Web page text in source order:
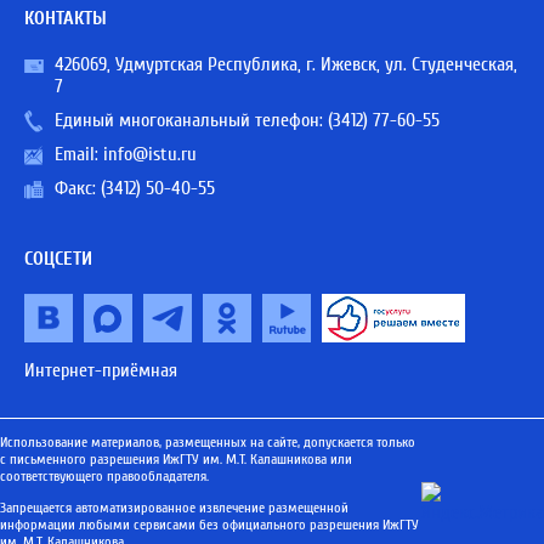
КОНТАКТЫ
426069, Удмуртская Республика, г. Ижевск, ул. Студенческая,
7
Единый многоканальный телефон: (3412) 77-60-55
Email: info@istu.ru
Факс: (3412) 50-40-55
СОЦСЕТИ
Интернет-приёмная
Использование материалов, размещенных на сайте, допускается только
с письменного разрешения ИжГТУ им. М.Т. Калашникова или
соответствующего правообладателя.
Запрещается автоматизированное извлечение размещенной
информации любыми сервисами без официального разрешения ИжГТУ